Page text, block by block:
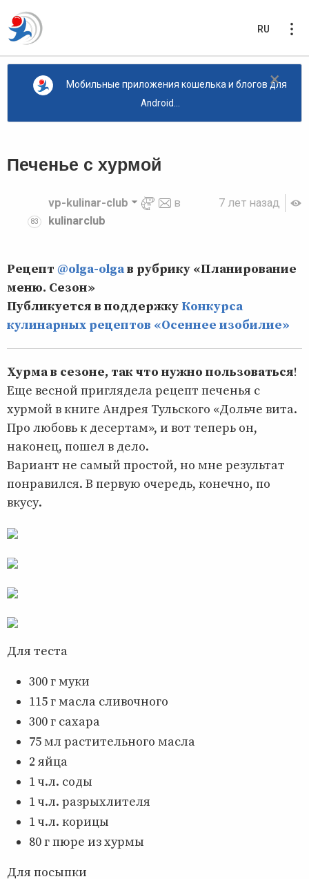
RU
×
Мобильные приложения кошелька и блогов для
Android...
Печенье с хурмой
7 лет назад
83
vp-kulinar-club
в
kulinarclub
Рецепт @olga-olgaв рубрику «Планирование
меню. Сезон»
Публикуется в поддержку Конкурса
кулинарных рецептов «Осеннее изобилие»
Хурма в сезоне, так что нужно пользоваться!
Еще весной приглядела рецепт печенья с
хурмой в книге Андрея Тульского «Дольче вита.
Про любовь к десертам», и вот теперь он,
наконец, пошел в дело.
Вариант не самый простой, но мне результат
понравился. В первую очередь, конечно, по
вкусу.
Для теста
300 г муки
115 г масла сливочного
300 г сахара
75 мл растительного масла
2 яйца
1 ч.л. соды
1 ч.л. разрыхлителя
1 ч.л. корицы
80 г пюре из хурмы
Для посыпки